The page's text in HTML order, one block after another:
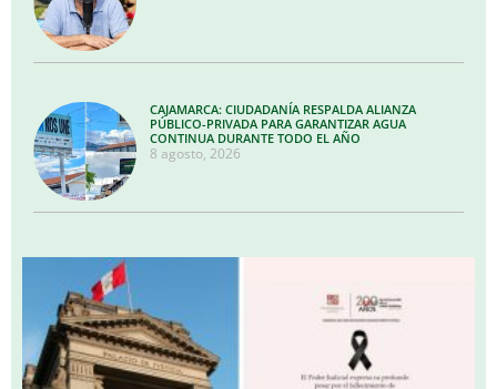
CAJAMARCA: CIUDADANÍA RESPALDA ALIANZA
PÚBLICO-PRIVADA PARA GARANTIZAR AGUA
CONTINUA DURANTE TODO EL AÑO
8 agosto, 2026